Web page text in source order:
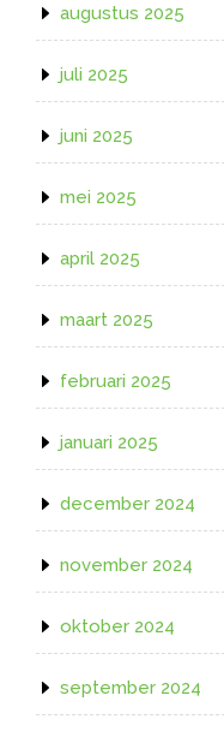
augustus 2025
juli 2025
juni 2025
mei 2025
april 2025
maart 2025
februari 2025
januari 2025
december 2024
november 2024
oktober 2024
september 2024